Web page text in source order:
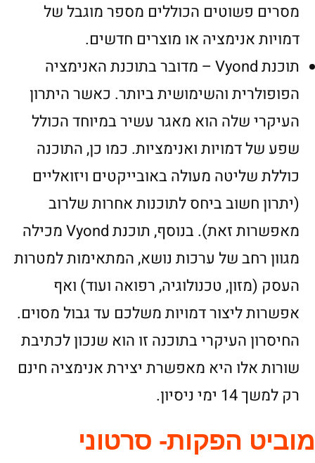
מסרים פשוטים הכוללים מספר מוגבל של
דמויות אנימציה או מוצרים חדשים.
תוכנת Vyond – מדובר בתוכנת האנימציה
הפופולרית והשימושית ביותר. כאשר היתרון
העיקרי שלה הוא מאגר עשיר במיוחד הכולל
שפע של דמויות ואנימציות. כמו כן, התוכנה
כוללת שליטה מעולה באובייקטים ויזואליים
(יתרון חשוב ביחס לתוכנות אחרות שלרוב
מאפשרות זאת). בנוסף, תוכנת Vyond מכילה
מגוון רחב של ערכות נושא, המתאימות למטרות
העסק (מזון, טכנולוגיה, רפואה ועוד) ואף
אפשרות ליצור דמויות משלכם עד גבול מסוים.
החיסרון העיקרי בתוכנה זו הוא שנכון לכתיבת
שורות אלו היא מאפשרת יצירת אנימציה חינם
רק למשך 14 ימי ניסיון.
מוביט הפקות- סרטוני